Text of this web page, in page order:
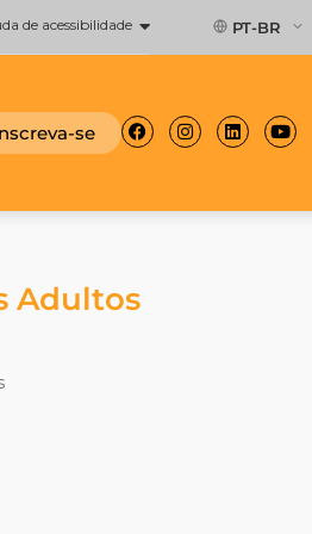
de acessibilidade PT-BR
se FacebookInstagram
Linkedin
Adultos